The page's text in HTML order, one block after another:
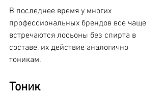
В последнее время у многих
профессиональных брендов все чаще
встречаются лосьоны без спирта в
составе, их действие аналогично
тоникам.
Тоник